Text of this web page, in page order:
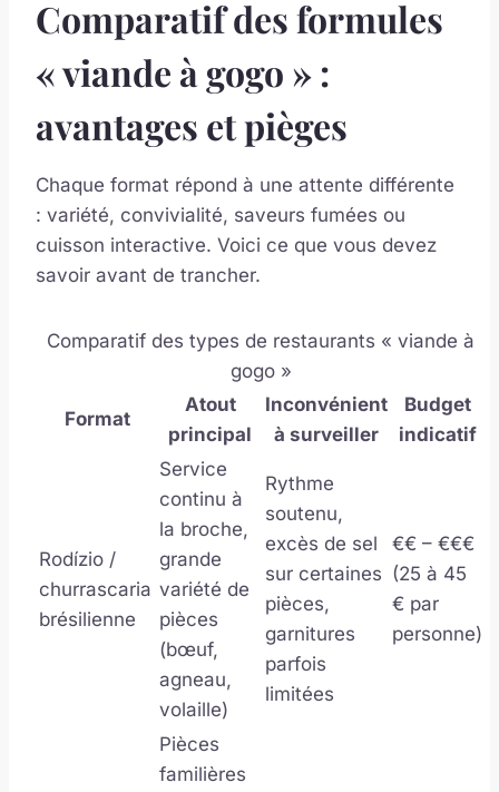
Comparatif des formules
« viande à gogo » :
avantages et pièges
Chaque format répond à une attente différente
: variété, convivialité, saveurs fumées ou
cuisson interactive. Voici ce que vous devez
savoir avant de trancher.
Comparatif des types de restaurants « viande à
gogo »
Format
Atout
principal
Inconvénient
à surveiller
Budget
indicatif
Rodízio /
churrascaria
brésilienne
Service
continu à
la broche,
grande
variété de
pièces
(bœuf,
agneau,
volaille)
Rythme
soutenu,
excès de sel
sur certaines
pièces,
garnitures
parfois
limitées
€€ – €€€
(25 à 45
€ par
personne)
Pièces
familières